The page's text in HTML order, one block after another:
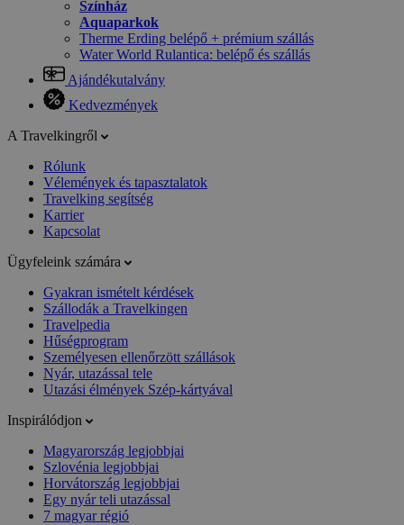
Színház
Aquaparkok
Therme Erding belépő + prémium szállás
Water World Rulantica: belépő és szállás
Ajándékutalvány
Kedvezmények
A Travelkingről
Rólunk
Vélemények és tapasztalatok
Travelking segítség
Karrier
Kapcsolat
Ügyfeleink számára
Gyakran ismételt kérdések
Szállodák a Travelkingen
Travelpedia
Hűségprogram
Személyesen ellenőrzött szállások
Nyár, utazással tele
Utazási élmények Szép-kártyával
Inspirálódjon
Magyarország legjobbjai
Szlovénia legjobbjai
Horvátország legjobbjai
Egy nyár teli utazással
7 magyar régió